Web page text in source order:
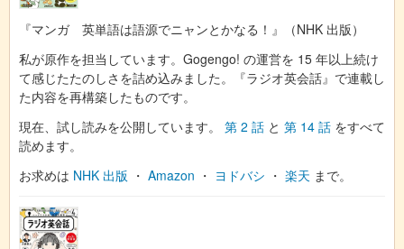
『マンガ 英単語は語源でニャンとかなる！』（NHK 出版）
私が原作を担当しています。Gogengo! の運営を 15 年以上続け
て感じたたのしさを詰め込みました。『ラジオ英会話』で連載し
た内容を再構築したものです。
現在、試し読みを公開しています。 第 2 話 と 第 14 話 をすべて
読めます。
お求めは NHK 出版 ・ Amazon ・ ヨドバシ ・ 楽天 まで。